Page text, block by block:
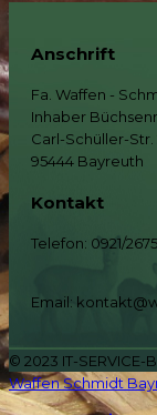
Anschrift
Fa. Waffen -
Inhaber
Carl-Schüller-Str.
95444 Bayreuth
Kontakt
Telefon: 0921/
Email:
© 2023 IT-SERVICE-
Waffen Schmidt